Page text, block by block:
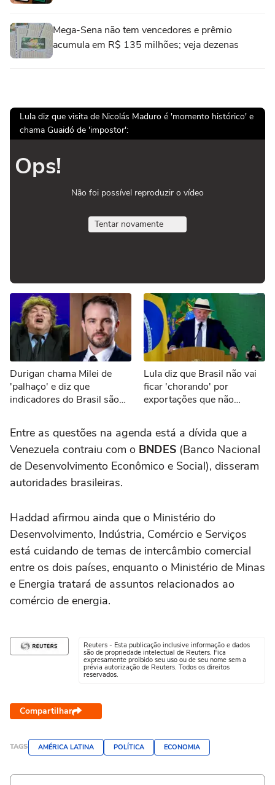
Mega-Sena não tem vencedores e prêmio
acumula em R$ 135 milhões; veja dezenas
Lula diz que visita de Nicolás Maduro é 'momento histórico' e
chama Guaidó de 'impostor':
Ops!
Não foi possível reproduzir o vídeo
Tentar novamente
Durigan chama Milei de
'palhaço' e diz que
indicadores do Brasil são
Argentina
Lula diz que Brasil não vai
ficar 'chorando' por
exportações que não
EUA
Entre as questões na agenda está a dívida que a
Venezuela contraiu com o BNDES (Banco Nacional
de Desenvolvimento Econômico e Social), disseram
autoridades brasileiras.
Haddad afirmou ainda que o Ministério do
Desenvolvimento, Indústria, Comércio e Serviços
está cuidando de temas de intercâmbio comercial
entre os dois países, enquanto o Ministério de Minas
e Energia tratará de assuntos relacionados ao
comércio de energia.
Reuters - Esta publicação inclusive informação e dados
são de propriedade intelectual de Reuters. Fica
expresamente proibido seu uso ou de seu nome sem a
prévia autorização de Reuters. Todos os direitos
reservados.
Compartilhar
TAGS AMÉRICA LATINA POLÍTICA ECONOMIA